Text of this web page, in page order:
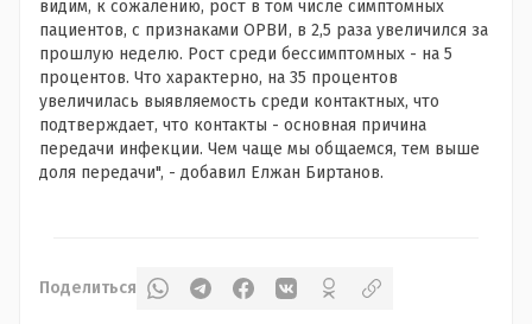
видим, к сожалению, рост в том числе симптомных
пациентов, с признаками ОРВИ, в 2,5 раза увеличился за
прошлую неделю. Рост среди бессимптомных - на 5
процентов. Что характерно, на 35 процентов
увеличилась выявляемость среди контактных, что
подтверждает, что контакты - основная причина
передачи инфекции. Чем чаще мы общаемся, тем выше
доля передачи", - добавил Елжан Биртанов.
Поделиться